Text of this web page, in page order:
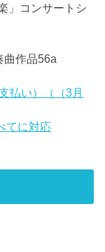
」コンサートシ
曲作品56a
払い）（（3月
てに対応